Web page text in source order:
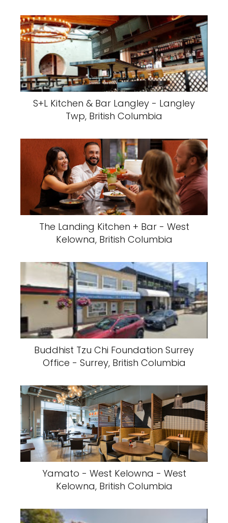
S+L Kitchen & Bar Langley - Langley
Twp, British Columbia
The Landing Kitchen + Bar - West
Kelowna, British Columbia
Buddhist Tzu Chi Foundation Surrey
Office - Surrey, British Columbia
Yamato - West Kelowna - West
Kelowna, British Columbia